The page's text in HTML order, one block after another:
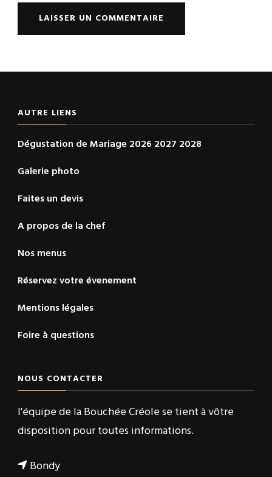
AUTRE LIENS
Dégustation de Mariage 2026 2027 2028
Galerie photo
Faites un devis
A propos de la chef
Nos menus
Réservez votre évenement
Mentions légales
Foire à questions
NOUS CONTACTER
l'équipe de la Bouchée Créole se tient à vôtre
disposition pour toutes informations.
Bondy